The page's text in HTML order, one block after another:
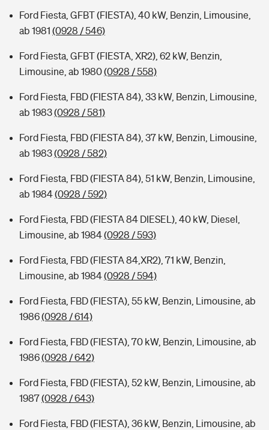
Sie haben Fragen?
Ford Fiesta, GFBT (FIESTA), 40 kW, Benzin, Limousine,
ab 1981 (0928 / 546)
Ford Fiesta, GFBT (FIESTA, XR2), 62 kW, Benzin,
Limousine, ab 1980(0928 / 558)
Ford Fiesta, FBD (FIESTA 84), 33 kW, Benzin, Limousine,
ab 1983(0928 / 581)
Ford Fiesta, FBD (FIESTA 84), 37 kW, Benzin, Limousine,
ab 1983(0928 / 582)
Ford Fiesta, FBD (FIESTA 84), 51 kW, Benzin, Limousine,
ab 1984(0928 / 592)
Ford Fiesta, FBD (FIESTA 84 DIESEL), 40 kW, Diesel,
Limousine, ab 1984(0928 / 593)
Ford Fiesta, FBD (FIESTA 84,XR2), 71 kW, Benzin,
Limousine, ab 1984(0928 / 594)
Ford Fiesta, FBD (FIESTA), 55 kW, Benzin, Limousine, ab
1986(0928 / 614)
Ford Fiesta, FBD (FIESTA), 70 kW, Benzin, Limousine, ab
1986(0928 / 642)
Ford Fiesta, FBD (FIESTA), 52 kW, Benzin, Limousine, ab
1987(0928 / 643)
Ford Fiesta, FBD (FIESTA), 36 kW, Benzin, Limousine, ab